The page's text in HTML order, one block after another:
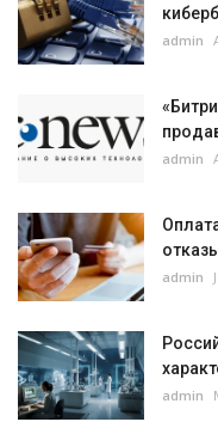
admin
admin
admin
admin